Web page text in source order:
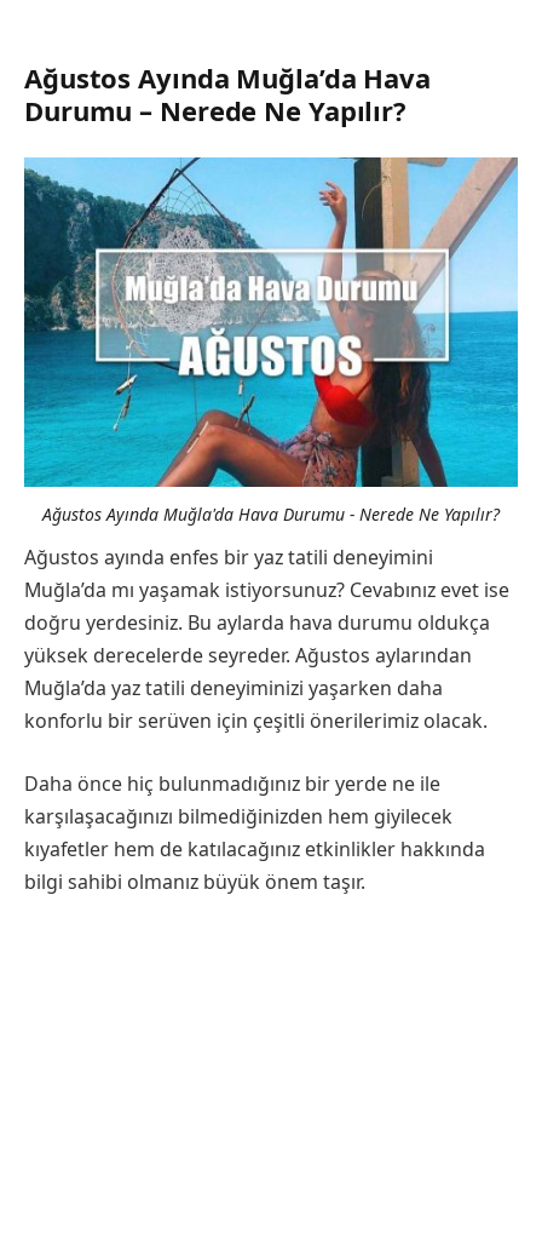
Ağustos Ayında Muğla’da Hava
Durumu – Nerede Ne Yapılır?
Ağustos Ayında Muğla'da Hava Durumu - Nerede Ne Yapılır?
Ağustos ayında enfes bir yaz tatili deneyimini
Muğla’da mı yaşamak istiyorsunuz? Cevabınız evet ise
doğru yerdesiniz. Bu aylarda hava durumu oldukça
yüksek derecelerde seyreder. Ağustos aylarından
Muğla’da yaz tatili deneyiminizi yaşarken daha
konforlu bir serüven için çeşitli önerilerimiz olacak.
Daha önce hiç bulunmadığınız bir yerde ne ile
karşılaşacağınızı bilmediğinizden hem giyilecek
kıyafetler hem de katılacağınız etkinlikler hakkında
bilgi sahibi olmanız büyük önem taşır.